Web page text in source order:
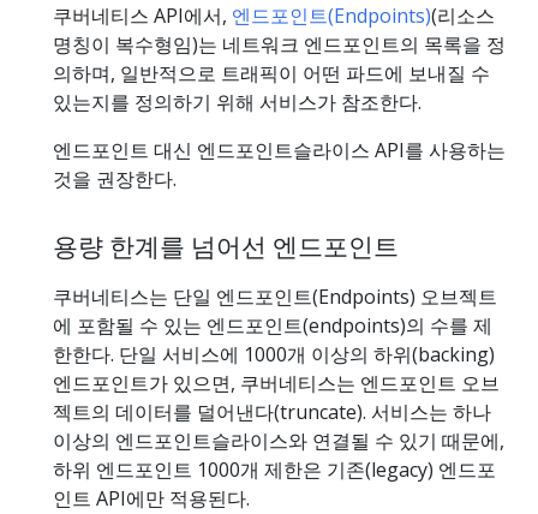
쿠버네티스 API에서, 엔드포인트(Endpoints)(리소스
명칭이 복수형임)는 네트워크 엔드포인트의 목록을 정
의하며, 일반적으로 트래픽이 어떤 파드에 보내질 수
있는지를 정의하기 위해 서비스가 참조한다.
엔드포인트 대신 엔드포인트슬라이스 API를 사용하는
것을 권장한다.
용량 한계를 넘어선 엔드포인트
쿠버네티스는 단일 엔드포인트(Endpoints) 오브젝트
에 포함될 수 있는 엔드포인트(endpoints)의 수를 제
한한다. 단일 서비스에 1000개 이상의 하위(backing)
엔드포인트가 있으면, 쿠버네티스는 엔드포인트 오브
젝트의 데이터를 덜어낸다(truncate). 서비스는 하나
이상의 엔드포인트슬라이스와 연결될 수 있기 때문에,
하위 엔드포인트 1000개 제한은 기존(legacy) 엔드포
인트 API에만 적용된다.